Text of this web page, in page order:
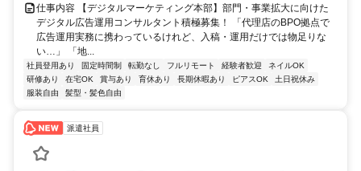
仕事内容 【デジタルマーケティング本部】部門・事業拡大に向けた
デジタル広告運用コンサルタント積極募集！ 「代理店のBPO拠点で
広告運用実務に携わっているけれど、入稿・運用だけでは物足りな
い…」 「地...
社員登用あり 固定時間制 転勤なし フルリモート 経験者歓迎
ネイルOK
研修あり
在宅OK 賞与あり 育休あり 長期休暇あり ピアスOK
土日祝休み
服装自由
髪型・髪色自由
派遣社員